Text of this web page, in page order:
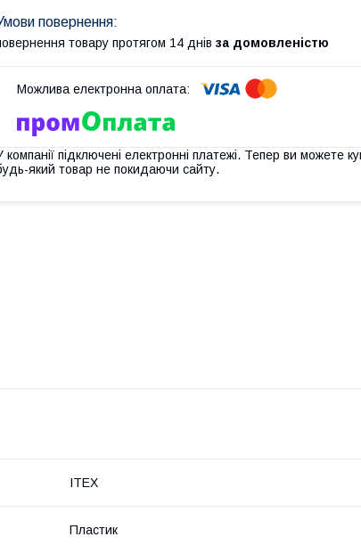
товару протягом 14 днів за домовленістю
компанії підключені електронні платежі. Тепер ви можете
який товар не покидаючи сайту.
ITEX
Пластик